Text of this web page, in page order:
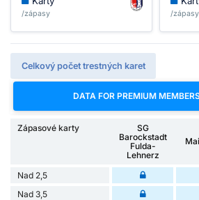
/zápasy /zápasy
Celkový počet trestných karet
DATA FOR PREMIUM
Zápasové karty
SG
Barockstadt
Fulda-
Lehnerz
Nad 2,5
Nad 3,5